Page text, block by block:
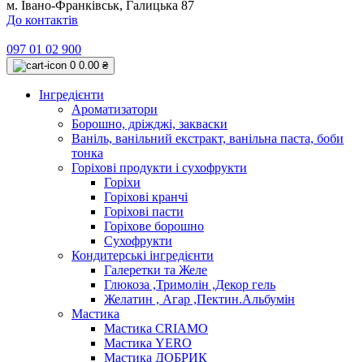
м. Івано-Франківськ, Галицька 87
До контактів
097 01 02 900
0 0.00 ₴
Інгредієнти
Ароматизатори
Борошно, дріжджі, закваски
Ваніль, ванільний екстракт, ванільна паста, боби
тонка
Горіхові продукти і сухофрукти
Горіхи
Горіхові кранчі
Горіхові пасти
Горіхове борошно
Сухофрукти
Кондитерські інгредієнти
Галеретки та Желе
Глюкоза ,Тримолін ,Декор гель
Желатин , Агар ,Пектин.Альбумін
Мастика
Мастика CRIAMO
Мастика YERO
Мастика ДОБРИК